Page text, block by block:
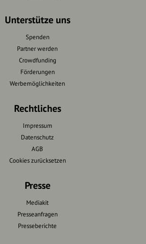
Unterstütze uns
Spenden
Partner werden
Crowdfunding
Förderungen
Werbemöglichkeiten
Rechtliches
Impressum
Datenschutz
AGB
Cookies zurücksetzen
Presse
Mediakit
Presseanfragen
Presseberichte